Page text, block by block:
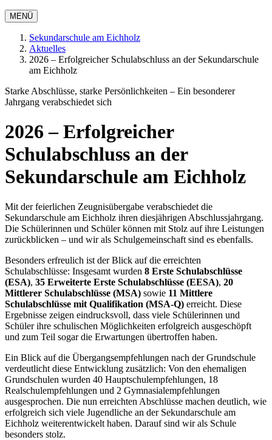
MENÜ
Sekundarschule am Eichholz
Aktuelles
2026 – Erfolgreicher Schulabschluss an der Sekundarschule
am Eichholz
Starke Abschlüsse, starke Persönlichkeiten – Ein besonderer
Jahrgang verabschiedet sich
2026 – Erfolgreicher
Schulabschluss an der
Sekundarschule am Eichholz
Mit der feierlichen Zeugnisübergabe verabschiedet die
Sekundarschule am Eichholz ihren diesjährigen Abschlussjahrgang.
Die Schülerinnen und Schüler können mit Stolz auf ihre Leistungen
zurückblicken – und wir als Schulgemeinschaft sind es ebenfalls.
Besonders erfreulich ist der Blick auf die erreichten
Schulabschlüsse: Insgesamt wurden 8 Erste Schulabschlüsse
(ESA), 35 Erweiterte Erste Schulabschlüsse (EESA), 20
Mittlerer Schulabschlüsse (MSA) sowie 11 Mittlere
Schulabschlüsse mit Qualifikation (MSA-Q) erreicht. Diese
Ergebnisse zeigen eindrucksvoll, dass viele Schülerinnen und
Schüler ihre schulischen Möglichkeiten erfolgreich ausgeschöpft
und zum Teil sogar die Erwartungen übertroffen haben.
Ein Blick auf die Übergangsempfehlungen nach der Grundschule
verdeutlicht diese Entwicklung zusätzlich: Von den ehemaligen
Grundschulen wurden 40 Hauptschulempfehlungen, 18
Realschulempfehlungen und 2 Gymnasialempfehlungen
ausgesprochen. Die nun erreichten Abschlüsse machen deutlich, wie
erfolgreich sich viele Jugendliche an der Sekundarschule am
Eichholz weiterentwickelt haben. Darauf sind wir als Schule
besonders stolz.